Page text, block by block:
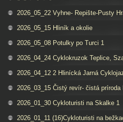
2026_05_22 Vyhne- Repište-Pusty
2026_05_15 Hliník a okolie
2026_05_08 Potulky po Turci 1
2026_04_24 Cyklokruzok Teplice,
2026_04_12 2 Hlinícká Jarná
2026_03_15 Čistý revír- čistá príroda
2026_01_30 Cykloturisti na Skalke 1
2026_01_11 (16)Cykloturisti na